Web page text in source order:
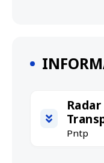
Radar
Pntp